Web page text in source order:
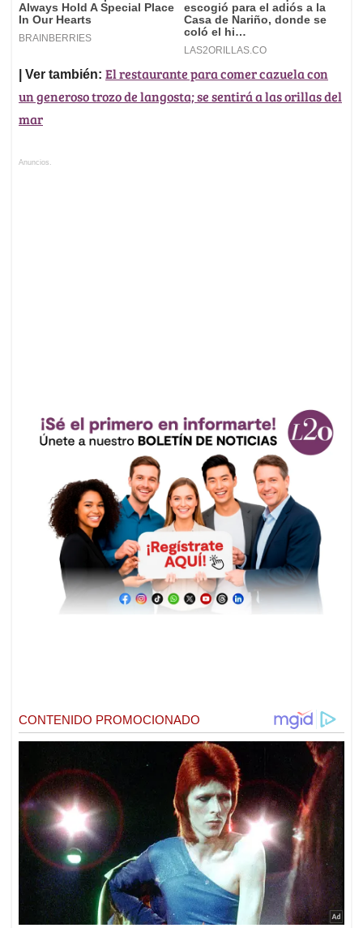
| Ver también: El restaurante para comer cazuela con
un generoso trozo de langosta; se sentirá a las orillas del
mar
Anuncios.